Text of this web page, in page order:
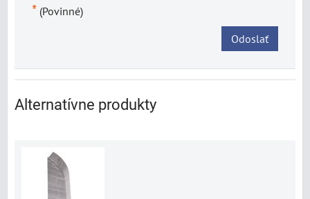
* (Povinné)
Odoslať
Alternatívne produkty